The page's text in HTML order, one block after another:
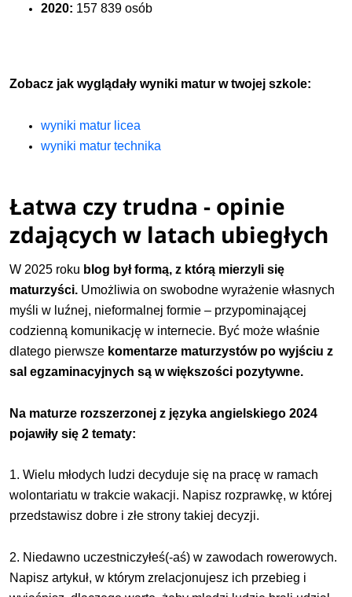
2020: 157 839 osób
Zobacz jak wyglądały wyniki matur w twojej szkole:
wyniki matur licea
wyniki matur technika
Łatwa czy trudna - opinie
zdających w latach ubiegłych
W 2025 roku blog był formą, z którą mierzyli się
maturzyści. Umożliwia on swobodne wyrażenie własnych
myśli w luźnej, nieformalnej formie – przypominającej
codzienną komunikację w internecie. Być może właśnie
dlatego pierwsze komentarze maturzystów po wyjściu z
sal egzaminacyjnych są w większości pozytywne.
Na maturze rozszerzonej z języka angielskiego 2024
pojawiły się 2 tematy:
1. Wielu młodych ludzi decyduje się na pracę w ramach
wolontariatu w trakcie wakacji. Napisz rozprawkę, w której
przedstawisz dobre i złe strony takiej decyzji.
2. Niedawno uczestniczyłeś(-aś) w zawodach rowerowych.
Napisz artykuł, w którym zrelacjonujesz ich przebieg i